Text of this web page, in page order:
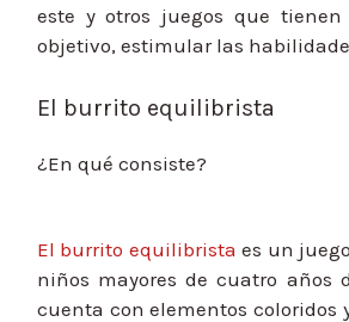
este y otros juegos que
objetivo, estimular las
El burrito equilibrista
¿En qué consiste?
El burrito equilibristaes un
niños mayores de cuatro años
cuenta con elementos coloridos